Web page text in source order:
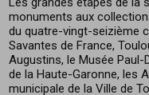
monuments aux
du quatre-vingt-seizième
Savantes de France,
Augustins, le Musée Paul-
de la Haute-Garonne, les
municipale de la Ville de